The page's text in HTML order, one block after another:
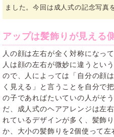
ました。今回は成人式の記念写真
アップは髪飾りが見える
人の顔は左右が全く対称になっ
人は顔の左右が微妙に違うとい
ので、人によっては「自分の顔
く見える」と言うことを自分で
の子であればたいていの人がそ
だ、成人式のヘアアレンジは左
れているデザインが多く、髪飾
か、大小の髪飾りを2個使って